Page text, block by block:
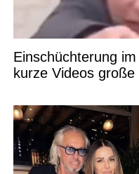
Einschüchterung
kurze Videos